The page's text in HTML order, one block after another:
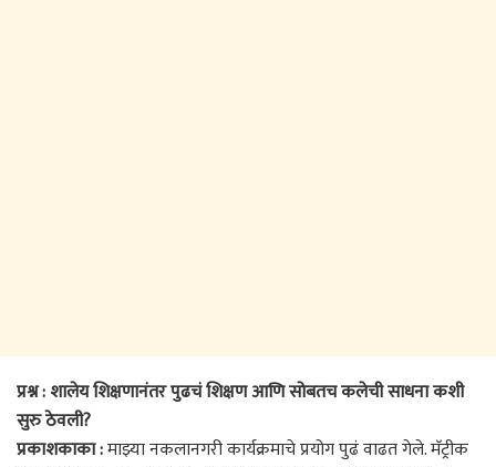
प्रश्न : शालेय शिक्षणानंतर पुढचं शिक्षण आणि सोबतच कलेची साधना कशी
सुरु ठेवली?
प्रकाशकाका :माझ्या नकलानगरी कार्यक्रमाचे प्रयोग पुढं वाढत गेले. मॅट्रीक